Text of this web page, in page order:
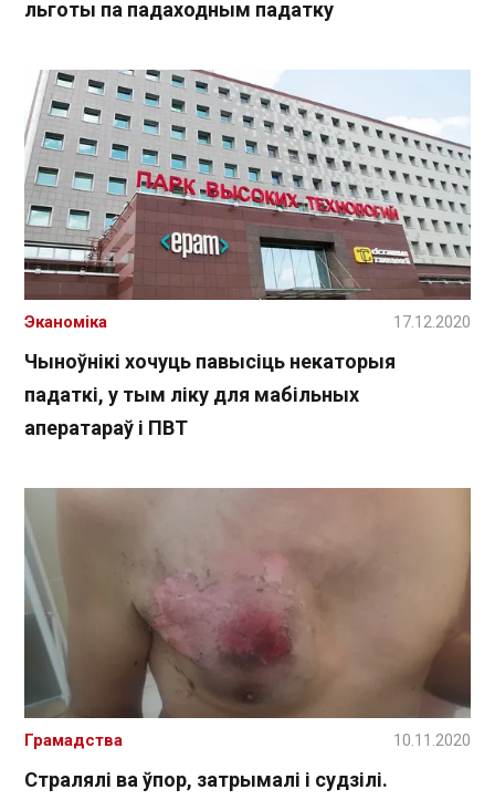
льготы па падаходным падатку
Чыноўнікі хочуць павысіць некаторыя
падаткі, у тым ліку для мабільных
аператараў і ПВТ
Эканоміка 17.12.2020
Стралялі ва ўпор, затрымалі і судзілі.
Грамадства 10.11.2020